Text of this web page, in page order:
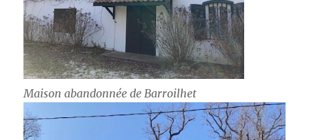
Maison abandonnée de Barroilhet